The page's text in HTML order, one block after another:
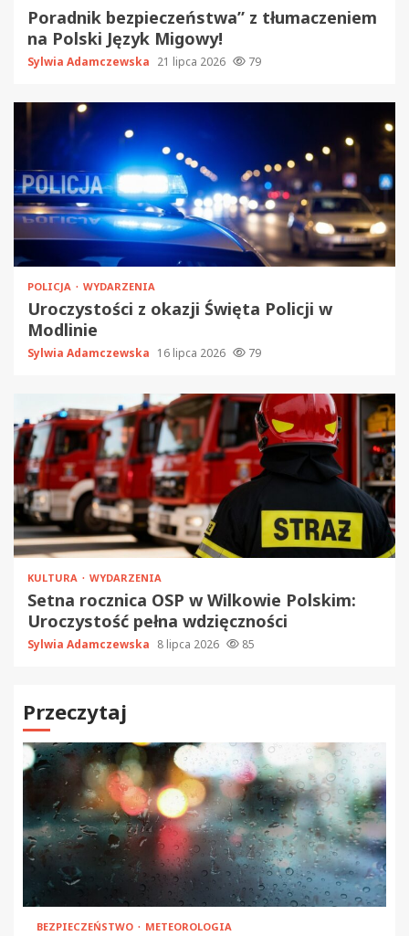
Poradnik bezpieczeństwa” z tłumaczeniem
na Polski Język Migowy!
Sylwia Adamczewska 21 lipca 2026 79
POLICJA WYDARZENIA
Uroczystości z okazji Święta Policji w
Modlinie
Sylwia Adamczewska 16 lipca 2026 79
KULTURA WYDARZENIA
Setna rocznica OSP w Wilkowie Polskim:
Uroczystość pełna wdzięczności
Sylwia Adamczewska 8 lipca 2026 85
Przeczytaj
BEZPIECZEŃSTWO METEOROLOGIA